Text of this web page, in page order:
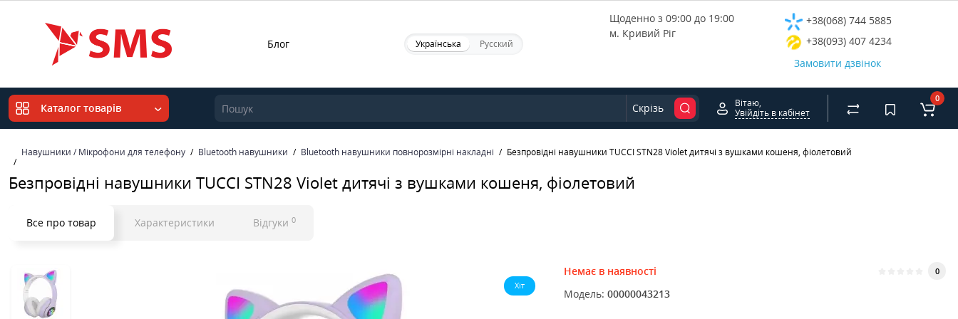
Блог Українська Русский
Щоденно з 09:00 до 19:00
м. Кривий Ріг
+38(068) 744 5885
+38(093) 407 4234
Замовити дзвінок
Каталог товарів Скрізь
Вітаю,
Увійдіть в кабінет
0
Навушники / Мікрофони для телефону Bluetooth навушники Bluetooth навушники повнорозмірні накладні Безпровідні навушники TUCCI STN28 Violet дитячі з вушками кошеня, фіолетовий
Безпровідні навушники TUCCI STN28 Violet дитячі з вушками кошеня, фіолетовий
Все про товар Характеристики Відгуки 0
Хіт
Немає в наявності 0
Модель: 00000043213